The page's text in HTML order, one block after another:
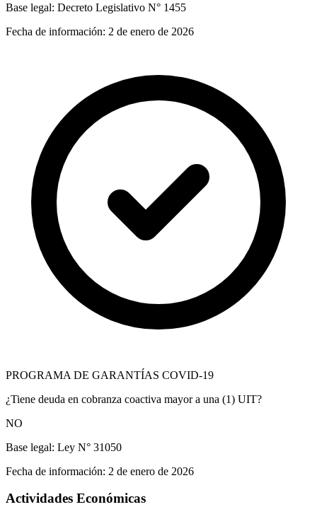
Base legal: Decreto Legislativo N° 1455
Fecha de información: 2 de enero de 2026
PROGRAMA DE GARANTÍAS COVID-19
¿Tiene deuda en cobranza coactiva mayor a una (1) UIT?
NO
Base legal: Ley N° 31050
Fecha de información: 2 de enero de 2026
Actividades Económicas